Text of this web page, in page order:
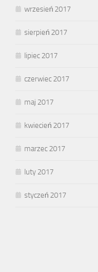
wrzesień 2017
sierpień 2017
lipiec 2017
czerwiec 2017
maj 2017
kwiecień 2017
marzec 2017
luty 2017
styczeń 2017